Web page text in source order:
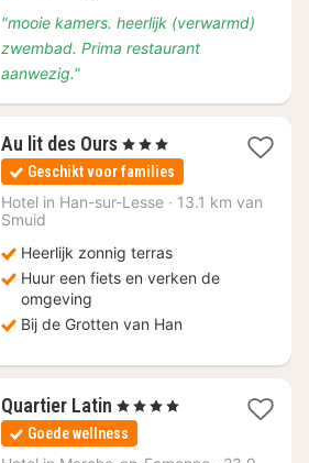
"mooie kamers. heerlijk (verwarmd)
zwembad. Prima restaurant
aanwezig."
Au lit des Ours1
nacht
vanaf
€
, 3 Sterren
Geschikt voor families
Hotel in Han-sur-Lesse · 13.1 km van
Smuid
Heerlijk zonnig terras
Huur een fiets en verken de
omgeving
Bij de Grotten van Han
Quartier Latin 3
nachten
vanaf
, 4 Sterren
Goede wellness